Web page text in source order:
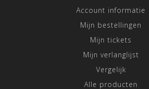
Account informatie
Mijn bestellingen
Mijn tickets
Mijn verlanglijst
Vergelijk
Alle producten